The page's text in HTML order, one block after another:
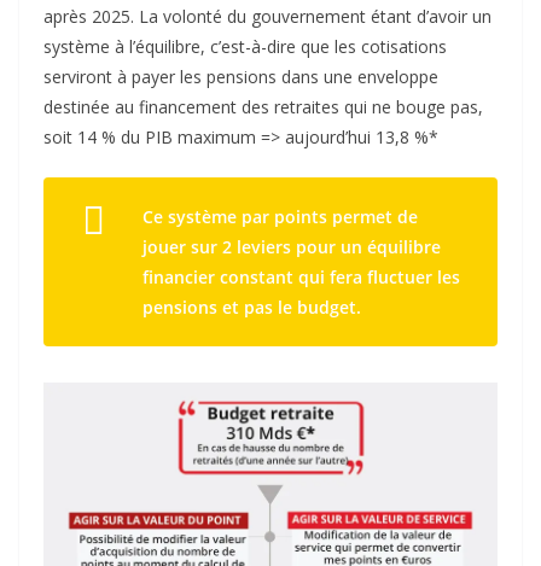
après 2025. La volonté du gouvernement étant d’avoir un
système à l’équilibre, c’est-à-dire que les cotisations
serviront à payer les pensions dans une enveloppe
destinée au financement des retraites qui ne bouge pas,
soit 14 % du PIB maximum => aujourd’hui 13,8 %*
Ce système par points permet de
jouer sur 2 leviers pour un équilibre
financier constant qui fera fluctuer les
pensions et pas le budget.